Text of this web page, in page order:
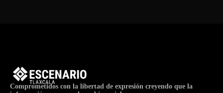
Comprometidos con la libertad de expresión creyendo que la